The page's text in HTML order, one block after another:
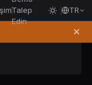
Talep
Edin
TR
✕